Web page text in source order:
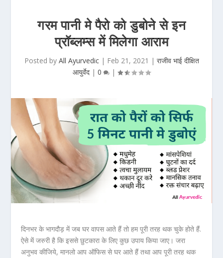
गरम पानी मे पैरो को डुबोने से इन
प्रॉब्लम्स में मिलेगा आराम
Posted by All Ayurvedic| Feb 21, 2021 | राजीव भाई दीक्षित
आयुर्वेद | 0 |
दिनभर के भागदौड़ में जब घर वापस आते हैं तो हम पूरी तरह थक चुके होते हैं.
ऐसे में जरुरी है कि इससे छुटकारा के लिए कुछ उपाय किया जाए। जरा
अनुभव कीजिये, मानलो आप ऑफिस से घर आते हैं तथा आप पूरी तरह थक